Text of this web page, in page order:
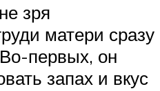
зря
матери сразу
первых, он
запах и вкус